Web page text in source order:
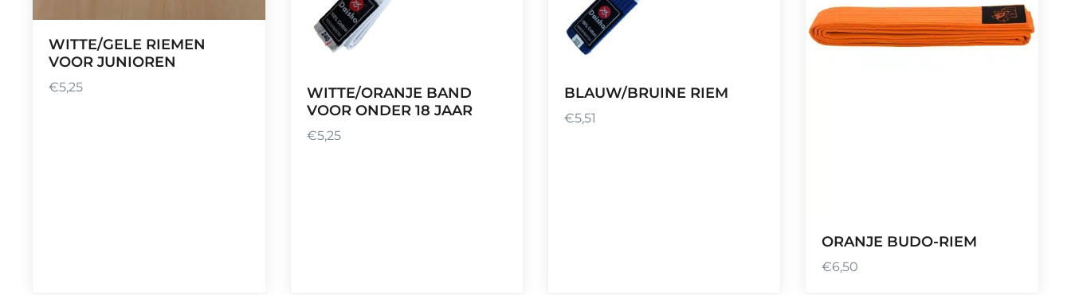
5
1
WITTE/GELE RIEMEN
VOOR JUNIOREN
€5,25
WITTE/ORANJE BAND
VOOR ONDER 18 JAAR
€5,25
BLAUW/BRUINE RIEM
€5,51
ORANJE BUDO-RIEM
€6,50